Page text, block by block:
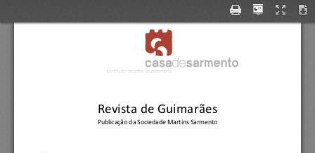
Revista de Guimarães
Publicação da Sociedade Martins Sarmento